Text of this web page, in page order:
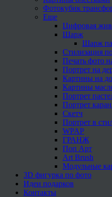
Фотокубик
Еще
Цифровая
Шарж
Шарж
Стилизация
Печать фото
Портрет на
Картины на
Картины
Портрет
Портрет
Скетч
Портрет в
WPAP
ГРАНЖ
Поп Арт
Art Brush
Модульные
3D фигурка по фото
Идеи подарков
Контакты